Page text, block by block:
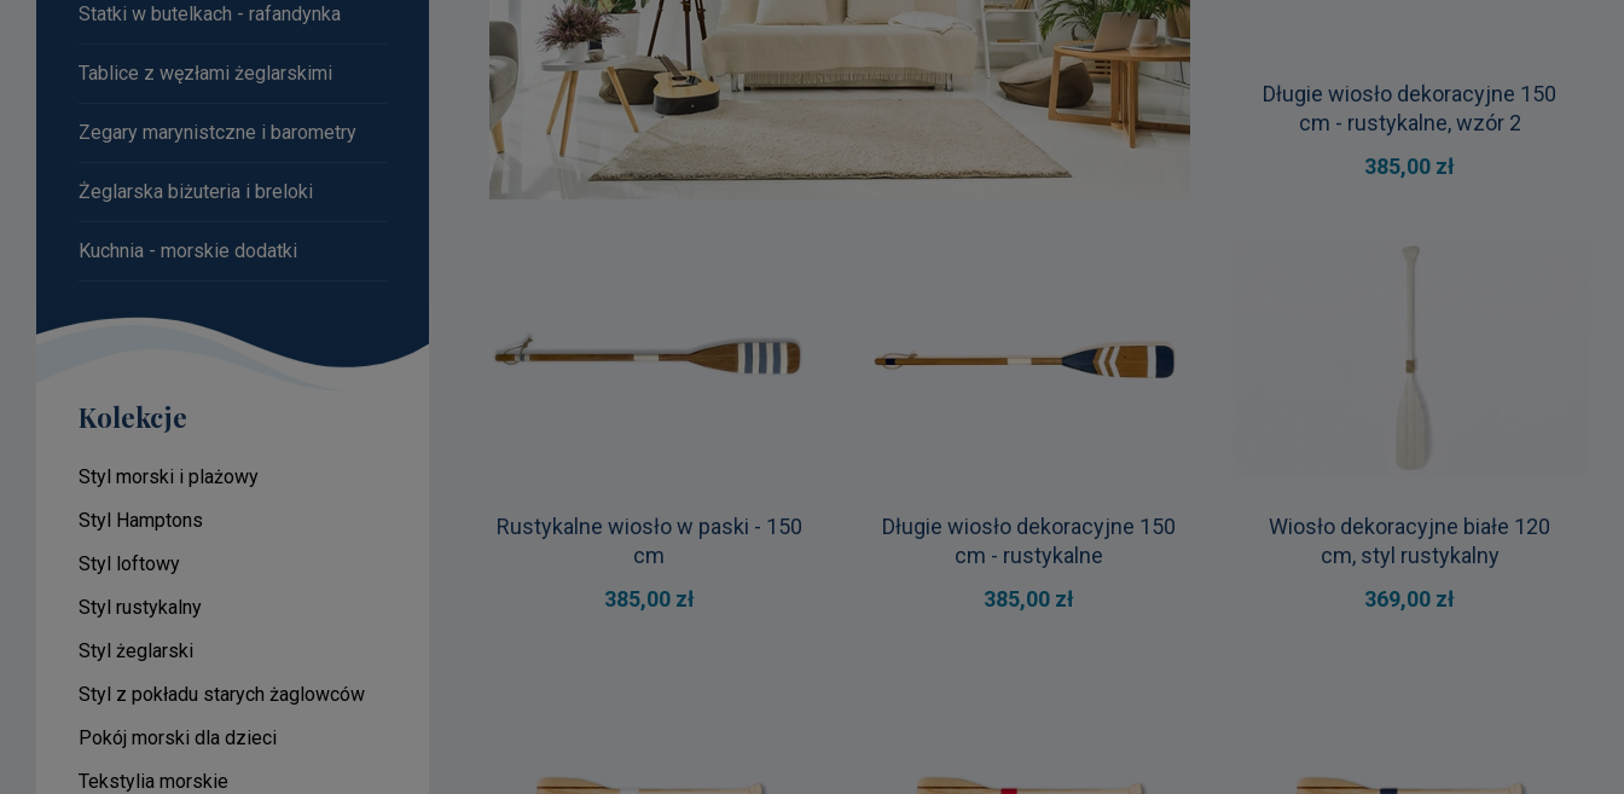
Statki w butelkach - rafandynka
Tablice z węzłami żeglarskimi
Zegary marynistczne i barometry
Żeglarska biżuteria i breloki
Kuchnia - morskie dodatki
Kolekcje
Styl morski i plażowy
Styl Hamptons
Styl loftowy
Styl rustykalny
Styl żeglarski
Styl z pokładu starych żaglowców
Pokój morski dla dzieci
Tekstylia morskie
Długie wiosło dekoracyjne 150
cm - rustykalne, wzór 2
385,00 zł
Rustykalne wiosło w paski - 150
cm
385,00 zł
Długie wiosło dekoracyjne 150
cm - rustykalne
385,00 zł
Wiosło dekoracyjne białe 120
cm, styl rustykalny
369,00 zł